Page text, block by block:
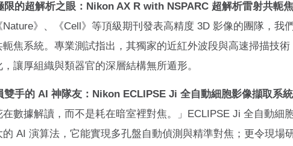
限的超解析之眼：Nikon AX R with NSPARC 超解析雷射共軛
》、《Cell》等頂級期刊發表高精度 3D 影像的團隊，我
軛焦系統。專業測試指出，其獨家的近紅外波段與高速掃描技
讓厚組織與類器官的深層結構無所遁形。
雙手的 AI 神隊友：Nikon ECLIPSE Ji 全自動細胞影像擷取系統
在數據解讀，而不是耗在暗室裡對焦。」ECLIPSE Ji 全自動
AI 演算法，它能實現多孔盤自動偵測與精準對焦；更令現場